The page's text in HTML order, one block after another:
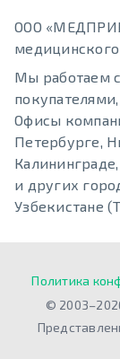
ООО
медицинского
Мы работаем
Офисы
Петербурге,
и других
Узбекистане
Политика
©